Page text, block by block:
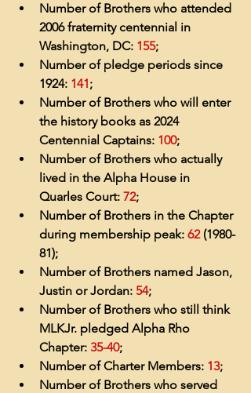
Number of Brothers who attended
2006 fraternity centennial in
Washington, DC: 155;
Number of pledge periods since
1924: 141;
Number of Brothers who will enter
the history books as 2024
Centennial Captains: 100;
Number of Brothers who actually
lived in the Alpha House in
Quarles Court: 72;
Number of Brothers in the Chapter
during membership peak: 62 (1980-
81);
Number of Brothers named Jason,
Justin or Jordan: 54;
Number of Brothers who still think
MLKJr. pledged Alpha Rho
Chapter: 35-40;
Number of Charter Members: 13;
Number of Brothers who served